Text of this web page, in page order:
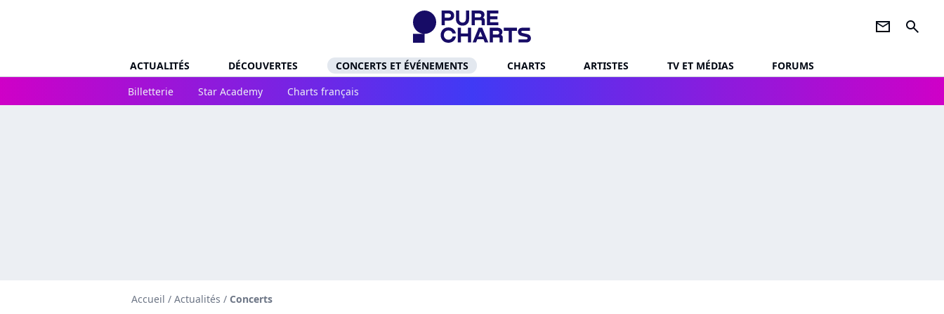
newsletter search
ACTUALITÉS DÉCOUVERTES CONCERTS ET ÉVÉNEMENTS CHARTS ARTISTES TV ET MÉDIAS
FORUMS
Billetterie
Star Academy Charts français
Accueil / Actualités / Concerts